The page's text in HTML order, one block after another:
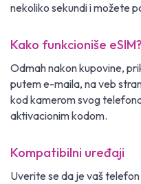
nekoliko sekundi i možete
Kako funkcioniše eSIM?
Odmah nakon kupovine,
putem e-maila, na veb
kod kamerom svog
aktivacionim kodom.
Kompatibilni uređaji
Uverite se da je vaš